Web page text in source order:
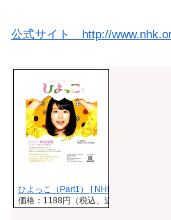
公式サイト http://
ひよっこ（Part1） [ NHK出版 ]
価格：1188円（税込、送料無料)